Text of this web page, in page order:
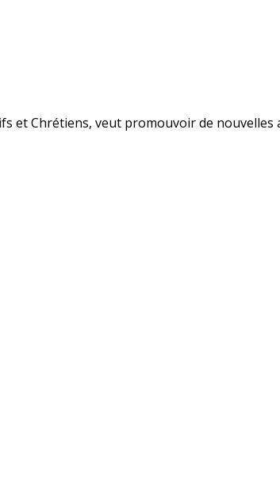
et Chrétiens, veut promouvoir de